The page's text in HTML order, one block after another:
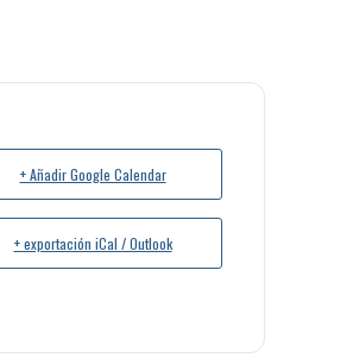
+ Añadir Google Calendar
+ exportación iCal / Outlook